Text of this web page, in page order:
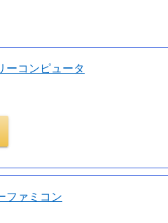
ーコンピュータ
ファミコン